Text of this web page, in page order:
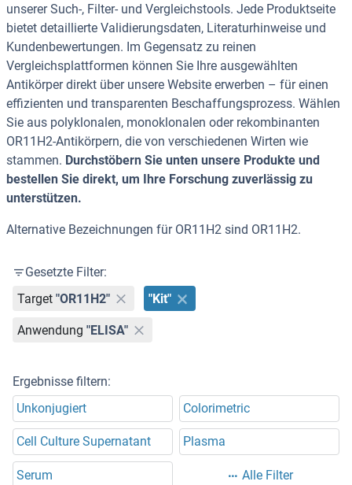
unserer Such-, Filter- und Vergleichstools. Jede Produktseite
bietet detaillierte Validierungsdaten, Literaturhinweise und
Kundenbewertungen. Im Gegensatz zu reinen
Vergleichsplattformen können Sie Ihre ausgewählten
Antikörper direkt über unsere Website erwerben – für einen
effizienten und transparenten Beschaffungsprozess. Wählen
Sie aus polyklonalen, monoklonalen oder rekombinanten
OR11H2-Antikörpern, die von verschiedenen Wirten wie
stammen. Durchstöbern Sie unten unsere Produkte und
bestellen Sie direkt, um Ihre Forschung zuverlässig zu
unterstützen.
Alternative Bezeichnungen für OR11H2 sind OR11H2.
Gesetzte Filter:
Target "OR11H2" "Kit"
Anwendung "ELISA"
Ergebnisse filtern:
Unkonjugiert
Colorimetric
Cell Culture Supernatant Plasma
Serum Alle Filter